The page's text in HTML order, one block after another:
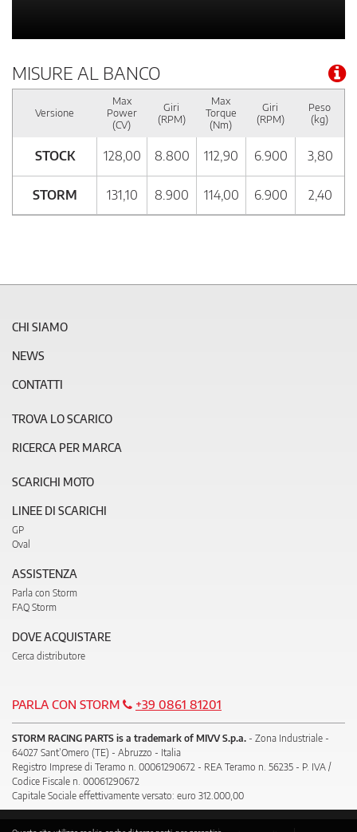
MISURE AL BANCO
Versione
Max
Power
(CV)
Giri
(RPM)
Max
Torque
(Nm)
Giri
(RPM)
Peso
(kg)
STOCK 128,00 8.800 112,90 6.900 3,80
STORM 131,10 8.900 114,00 6.900 2,40
CHI SIAMO
NEWS
CONTATTI
TROVA LO SCARICO
RICERCA PER MARCA
SCARICHI MOTO
LINEE DI SCARICHI
GP
Oval
ASSISTENZA
Parla con Storm
FAQ Storm
DOVE ACQUISTARE
Cerca distributore
PARLA CON STORM +39 0861 81201
STORM RACING PARTS is a trademark of MIVV S.p.a. - Zona Industriale -
64027 Sant’Omero (TE) - Abruzzo - Italia
Registro Imprese di Teramo n. 00061290672 - REA Teramo n. 56235 - P. IVA /
Codice Fiscale n. 00061290672
Capitale Sociale effettivamente versato: euro 312.000,00